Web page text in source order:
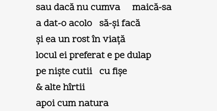
sau dacă nu cumva maică-sa
a dat-o acolo să-şi facă
şi ea un rost în viață
locul ei preferat e pe dulap
pe nişte cutii cu fişe
& alte hîrtii
apoi cum natura